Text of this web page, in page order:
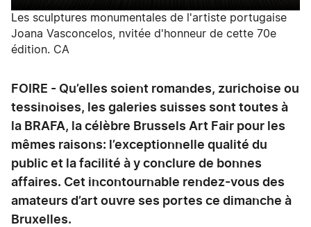
Les sculptures monumentales de l'artiste portugaise
Joana Vasconcelos, nvitée d'honneur de cette 70e
édition. CA
FOIRE - Qu’elles soient romandes, zurichoise ou
tessinoises, les galeries suisses sont toutes à
la BRAFA, la célèbre Brussels Art Fair pour les
mêmes raisons: l’exceptionnelle qualité du
public et la facilité à y conclure de bonnes
affaires. Cet incontournable rendez-vous des
amateurs d’art ouvre ses portes ce dimanche à
Bruxelles.